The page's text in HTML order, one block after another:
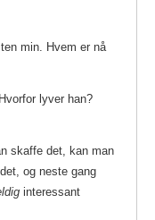
min. Hvem er nå
lyver han?
skaffe det, kan man
og neste gang
interessant